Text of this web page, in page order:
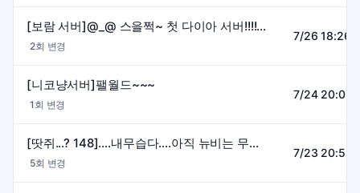
[보람 서버]@_@ 스을쩍~ 첫 다이아 서버!!!!! 빨리하고 놀아야지!!!!
2회 변경
7/26
[니코냥서버]팰월드~~~
1회 변경
7/24
[땃쥐...? 148]....내무습다....아직 뉴비는 무습다 ..ㅠㅠ
5회 변경
7/23